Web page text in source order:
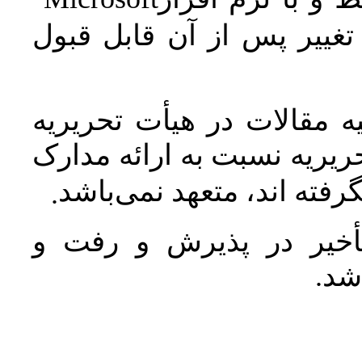
پس از آن قابل قبول
مقالات در هیأت تحریریه
نسبت به ارائه مدارک
اند، متعهد نمی‌باشد.
در پذیرش و رفت و
شد.